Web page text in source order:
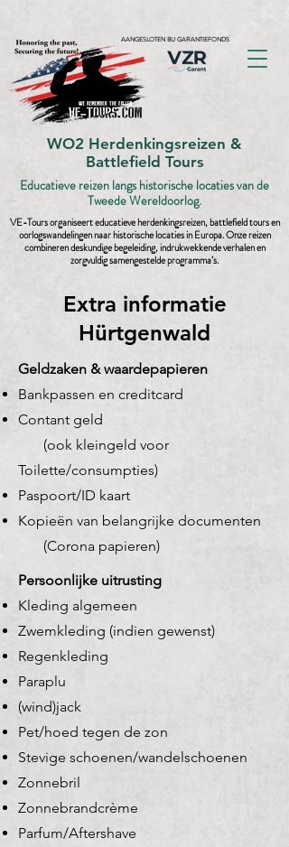
AANGESLOTEN BIJ GARANTIEFONDS
WO2 Herdenkingsreizen &
Battlefield Tours
Educatieve reizen langs historische locaties van de
Tweede Wereldoorlog.
VE-Tours organiseert educatieve herdenkingsreizen, battlefield tours en
oorlogswandelingen naar historische locaties in Europa. Onze reizen
combineren deskundige begeleiding, indrukwekkende verhalen en
zorgvuldig samengestelde programma’s.
Extra informatie
Hürtgenwald
Geldzaken & waardepapieren
Bankpassen en creditcard
Contant geld
(ook kleingeld voor
Toilette/consumpties)
Paspoort/ID kaart
Kopieën van belangrijke documenten
(Corona papieren)
Persoonlijke uitrusting​
Kleding algemeen
Zwemkleding (indien gewenst)
Regenkleding
Paraplu
(wind)jack
Pet/hoed tegen de zon
Stevige schoenen/wandelschoenen
Zonnebril
Zonnebrandcrème
Parfum/Aftershave